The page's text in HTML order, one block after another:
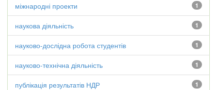
1
міжнародні проекти
1
наукова діяльність
1
науково-дослідна робота студентів
1
науково-технічна діяльність
1
публікація результатів НДР